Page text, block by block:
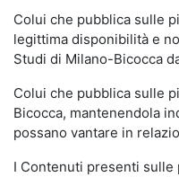
Colui che pubblica sulle
legittima disponibilità e
Studi di Milano-Bicocca
Colui che pubblica sulle
Bicocca, mantenendola
possano vantare in
I Contenuti presenti sulle